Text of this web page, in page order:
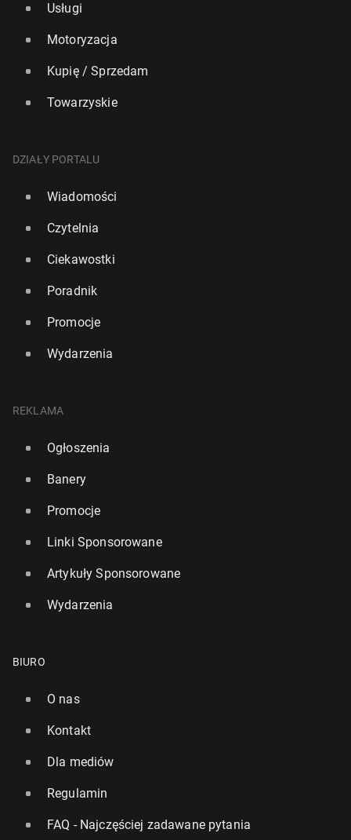
Usługi
Motoryzacja
Kupię / Sprzedam
Towarzyskie
DZIAŁY PORTALU
Wiadomości
Czytelnia
Ciekawostki
Poradnik
Promocje
Wydarzenia
REKLAMA
Ogłoszenia
Banery
Promocje
Linki Sponsorowane
Artykuły Sponsorowane
Wydarzenia
BIURO
O nas
Kontakt
Dla mediów
Regulamin
FAQ - Najczęściej zadawane pytania